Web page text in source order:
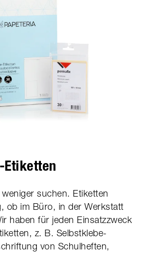
suchen. Etiketten
ob im Büro, in der Werkstatt
haben für jeden Einsatzzweck
z. B. Selbstklebe-
von Schulheften,